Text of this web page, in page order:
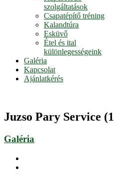
szolgáltatások
Csapatépítő tréning
Kalandtúra
Esküvő
Étel és ital
különlegességeink
Galéria
Kapcsolat
Ajánlatkérés
Juzso Pary Service
Galéria